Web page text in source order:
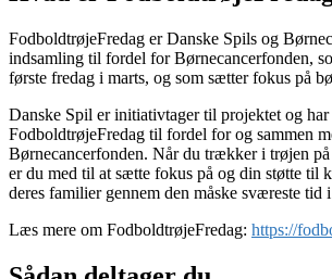
FodboldtrøjeFredag er Danske Spils og
indsamling til fordel for Børnecancerfonden,
første fredag i marts, og som sætter fokus på
Danske Spil er initiativtager til projektet og
FodboldtrøjeFredag til fordel for og sammen
Børnecancerfonden. Når du trækker i trøjen
er du med til at sætte fokus på og din støtte til
deres familier gennem den måske sværeste tid
Læs mere om FodboldtrøjeFredag: https://